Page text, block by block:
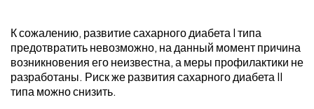
К сожалению, развитие сахарного диабета I типа
предотвратить невозможно, на данный момент причина
возникновения его неизвестна, а меры профилактики не
разработаны. Риск же развития сахарного диабета II
типа можно снизить.